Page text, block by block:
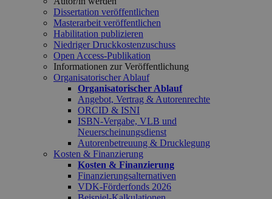
Dissertation veröffentlichen
Masterarbeit veröffentlichen
Habilitation publizieren
Niedriger Druckkostenzuschuss
Open Access-Publikation
Informationen zur Veröffentlichung
Organisatorischer Ablauf
Organisatorischer Ablauf
Angebot, Vertrag & Autorenrechte
ORCID & ISNI
ISBN-Vergabe, VLB und
Neuerscheinungsdienst
Autorenbetreuung & Drucklegung
Kosten & Finanzierung
Kosten & Finanzierung
Finanzierungsalternativen
VDK-Förderfonds 2026